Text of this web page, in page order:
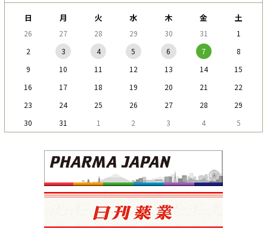
日 月 火 水 木 金 土
26 27 28 29 30 31
1
2
3 4 5 6 7
8
9
10 11 12 13 14
15
16
17 18 19 20 21
22
23
24 25 26 27 28
29
30
31 1 2 3 4 5